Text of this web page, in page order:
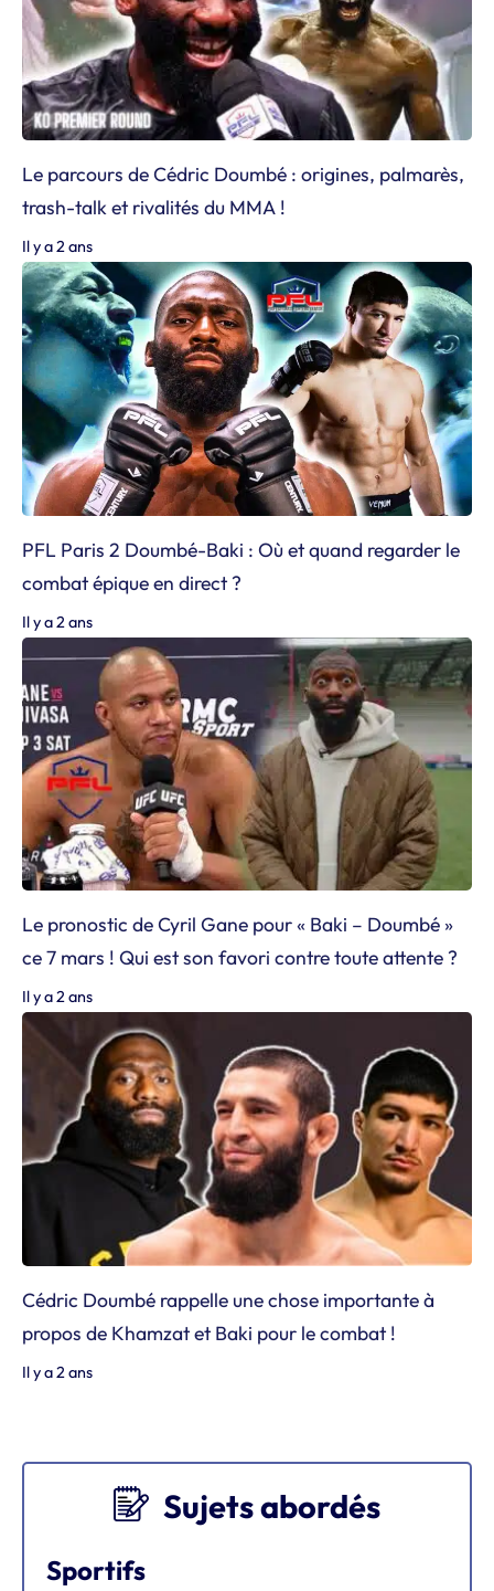
Le parcours de Cédric Doumbé : origines, palmarès,
trash-talk et rivalités du MMA !
Il y a 2 ans
PFL Paris 2 Doumbé-Baki : Où et quand regarder le
combat épique en direct ?
Il y a 2 ans
Le pronostic de Cyril Gane pour « Baki – Doumbé »
ce 7 mars ! Qui est son favori contre toute attente ?
Il y a 2 ans
Cédric Doumbé rappelle une chose importante à
propos de Khamzat et Baki pour le combat !
Il y a 2 ans
Sujets abordés
Sportifs